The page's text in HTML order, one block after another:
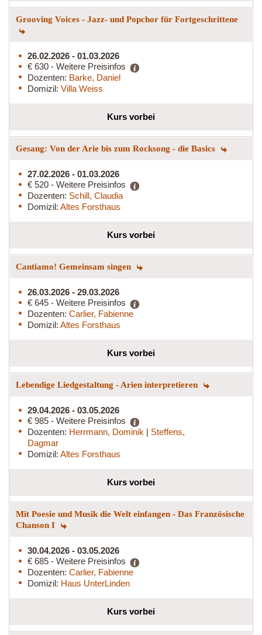
Grooving Voices - Jazz- und Popchor für Fortgeschrittene
26.02.2026 - 01.03.2026
€ 630 - Weitere Preisinfos
Dozenten: Barke, Daniel
Domizil: Villa Weiss
Kurs vorbei
Gesang: Von der Arie bis zum Rocksong - die Basics
27.02.2026 - 01.03.2026
€ 520 - Weitere Preisinfos
Dozenten: Schill, Claudia
Domizil: Altes Forsthaus
Kurs vorbei
Cantiamo! Gemeinsam singen
26.03.2026 - 29.03.2026
€ 645 - Weitere Preisinfos
Dozenten: Carlier, Fabienne
Domizil: Altes Forsthaus
Kurs vorbei
Lebendige Liedgestaltung - Arien interpretieren
29.04.2026 - 03.05.2026
€ 985 - Weitere Preisinfos
Dozenten: Herrmann, Dominik | Steffens,
Dagmar
Domizil: Altes Forsthaus
Kurs vorbei
Mit Poesie und Musik die Welt einfangen - Das Französische
Chanson I
30.04.2026 - 03.05.2026
€ 685 - Weitere Preisinfos
Dozenten: Carlier, Fabienne
Domizil: Haus UnterLinden
Kurs vorbei